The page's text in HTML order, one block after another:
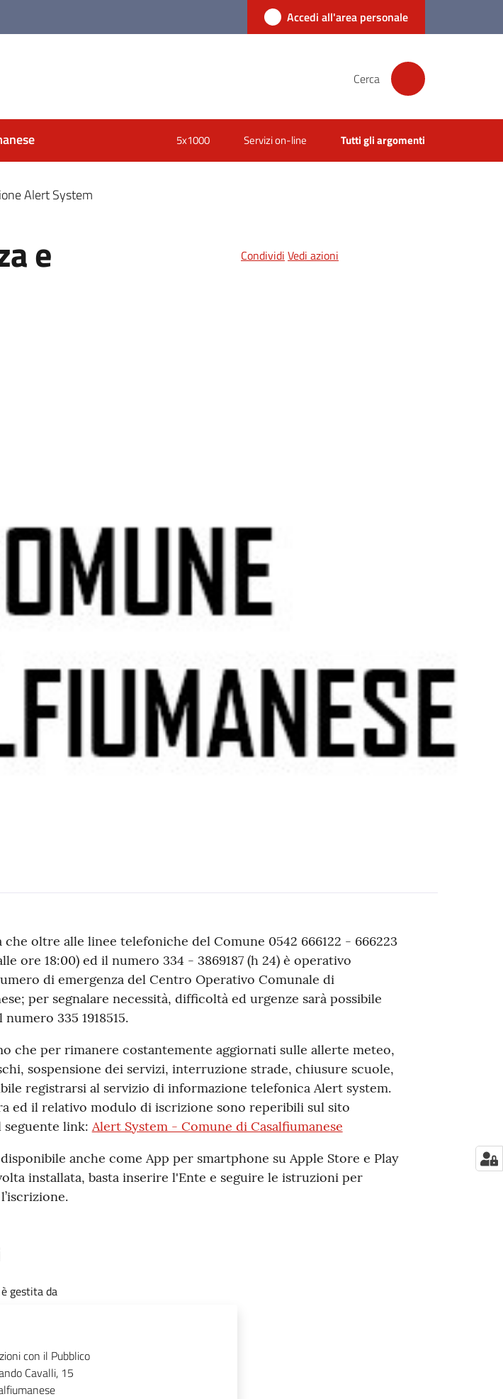
Accedi all'area personale
Cerca
5x1000 Servizi on-line Tutti gli argomenti
Alert System
e
Condividi Vedi azioni
che oltre alle linee telefoniche del Comune 0542 666122 - 666223
ore 18:00) ed il numero 334 - 3869187 (h 24) è operativo
di emergenza del Centro Operativo Comunale di
per segnalare necessità, difficoltà ed urgenze sarà possibile
335 1918515.
che per rimanere costantemente aggiornati sulle allerte meteo,
sospensione dei servizi, interruzione strade, chiusure scuole,
registrarsi al servizio di informazione telefonica Alert system.
ed il relativo modulo di iscrizione sono reperibili sul sito
seguente link: Alert System - Comune di Casalfiumanese
anche come App per smartphone su Apple Store e Play
installata, basta inserire l'Ente e seguire le istruzioni per
gestita da
con il Pubblico
Cavalli, 15